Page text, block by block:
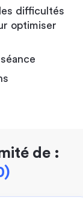
difficultés
optimiser
de :